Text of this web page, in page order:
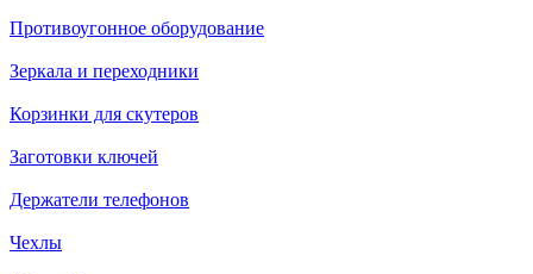
Противоугонное оборудование
Зеркала и переходники
Корзинки для скутеров
Заготовки ключей
Держатели телефонов
Чехлы